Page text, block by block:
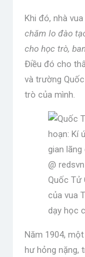
Khi đó, nhà
chăm lo đào
cho học trò,
Điều đó cho
và trường
trò của mình.
@
Quốc Tử
của vua
dạy học
Năm 1904,
hư hỏng nặng,